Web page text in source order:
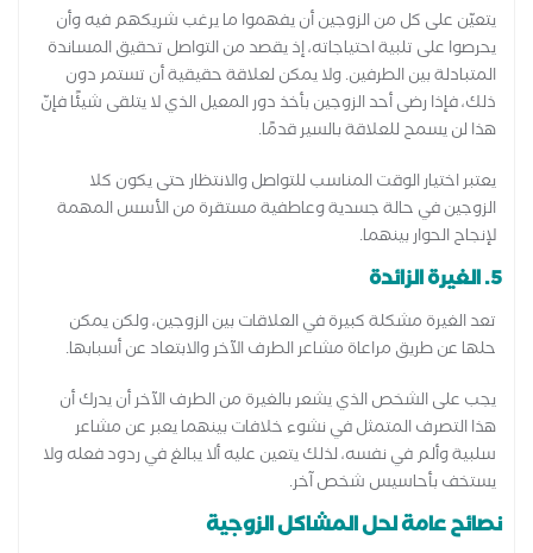
يتعيّن على كل من الزوجين أن يفهموا ما يرغب شريكهم فيه وأن
يحرصوا على تلبية احتياجاته، إذ يقصد من التواصل تحقيق المساندة
المتبادلة بين الطرفين. ولا يمكن لعلاقة حقيقية أن تستمر دون
ذلك، فإذا رضى أحد الزوجين بأخذ دور المعيل الذي لا يتلقى شيئًا فإنّ
هذا لن يسمح للعلاقة بالسير قدمًا.
يعتبر اختيار الوقت المناسب للتواصل والانتظار حتى يكون كلا
الزوجين في حالة جسدية وعاطفية مستقرة من الأسس المهمة
لإنجاح الحوار بينهما.
5. الغيرة الزائدة
تعد الغيرة مشكلة كبيرة في العلاقات بين الزوجين، ولكن يمكن
حلها عن طريق مراعاة مشاعر الطرف الآخر والابتعاد عن أسبابها.
يجب على الشخص الذي يشعر بالغيرة من الطرف الآخر أن يدرك أن
هذا التصرف المتمثل في نشوء خلافات بينهما يعبر عن مشاعر
سلبية وألم في نفسه، لذلك يتعين عليه ألا يبالغ في ردود فعله ولا
يستخف بأحاسيس شخص آخر.
نصائح عامة لحل المشاكل الزوجية